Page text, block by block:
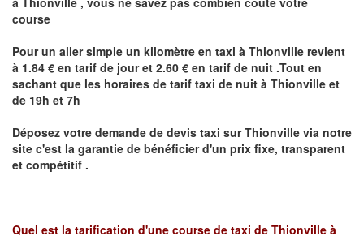
course
Pour un aller simple un kilomètre en taxi à Thionville revient
à 1.84 € en tarif de jour et 2.60 € en tarif de nuit .Tout en
sachant que les horaires de tarif taxi de nuit à Thionville et
de 19h et 7h
Déposez votre demande de devis taxi surThionville via notre
site c'est la garantie de bénéficier d'un prix fixe, transparent
et compétitif .
Quel est la tarification d'une course de taxi de Thionville à